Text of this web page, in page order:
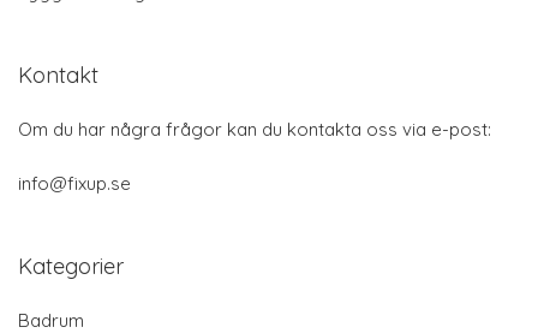
Kontakt
Om du har några frågor kan du kontakta oss via e-post:
info@fixup.se
Kategorier
Badrum